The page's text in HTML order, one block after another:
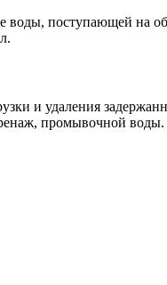
воды, поступающей на
и удаления
промывочной